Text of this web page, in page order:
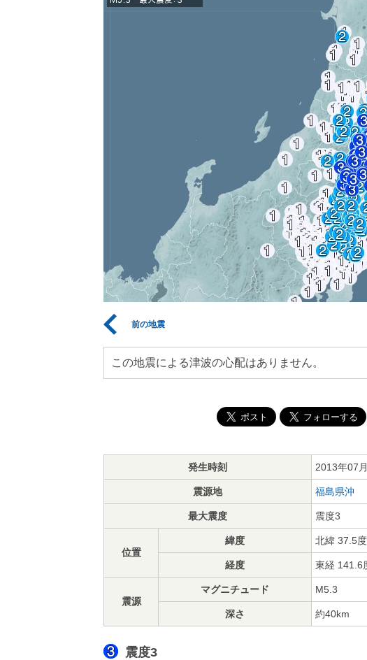
前の地震
この地震による津波の心配はありません。
発生時刻 2013年07
震源地 福島県沖
最大震度 震度3
位置
緯度 北緯 37.5度
経度 東経 141.6
震源
マグニチュード M5.3
深さ 約40km
震度3